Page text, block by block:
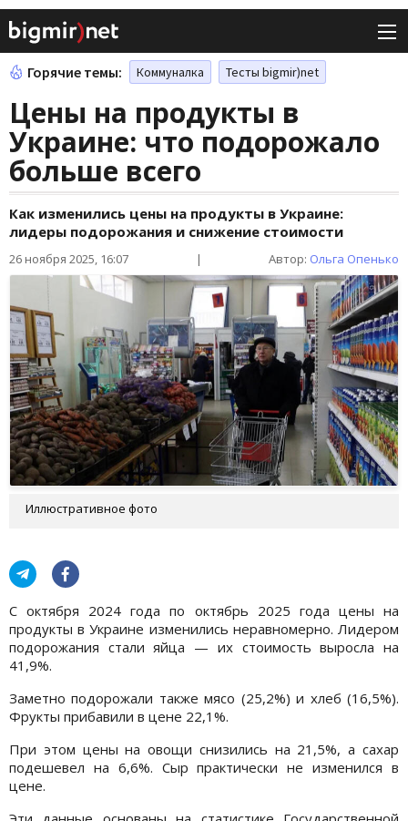
Горячие темы: Коммуналка Тесты bigmir)net
Цены на продукты в
Украине: что подорожало
больше всего
Как изменились цены на продукты в Украине:
лидеры подорожания и снижение стоимости
26 ноября 2025, 16:07 | Автор: Ольга Опенько
Иллюстративное фото
С октября 2024 года по октябрь 2025 года цены на
продукты в Украине изменились неравномерно. Лидером
подорожания стали яйца — их стоимость выросла на
41,9%.
Заметно подорожали также мясо (25,2%) и хлеб (16,5%).
Фрукты прибавили в цене 22,1%.
При этом цены на овощи снизились на 21,5%, а сахар
подешевел на 6,6%. Сыр практически не изменился в
цене.